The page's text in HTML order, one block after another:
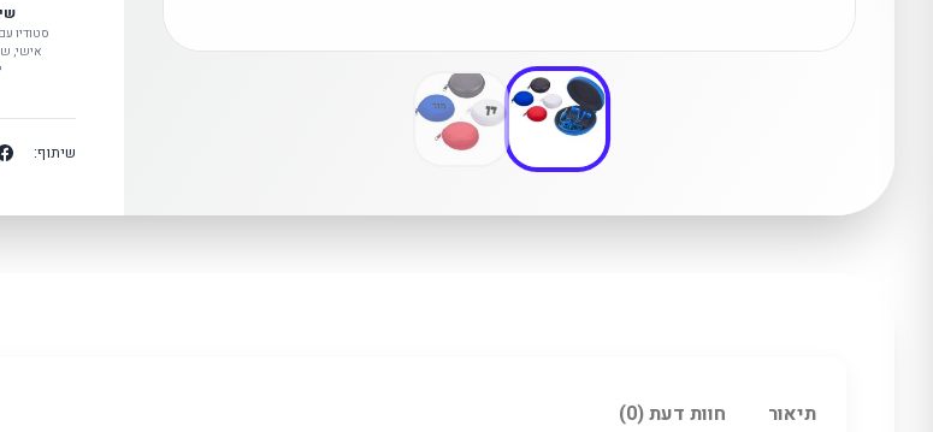
סטודיו
אישי,
שיתוף:
תיאור חוות דעת (0)